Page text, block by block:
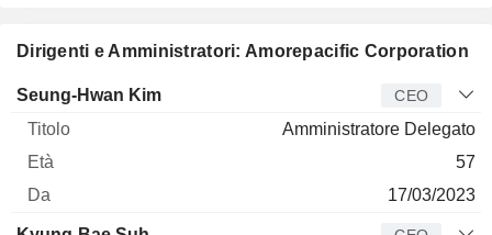
Dirigenti e Amministratori: Amorepacific Corporation
Manager Titolo Età
Seung-Hwan Kim CEO
Amministratore Delegato
57
17/03/2023